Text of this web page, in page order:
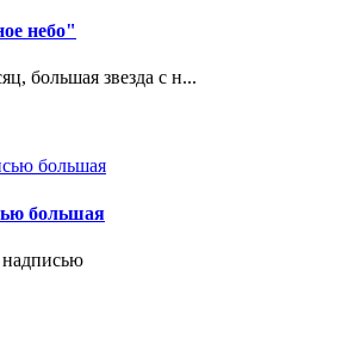
небо"
большая звезда с н...
большая
надписью